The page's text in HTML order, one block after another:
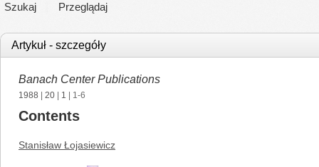
Szukaj Przeglądaj
Artykuł - szczegóły
Banach Center Publications
1988 20 1 | 1-6
Contents
Stanisław Łojasiewicz